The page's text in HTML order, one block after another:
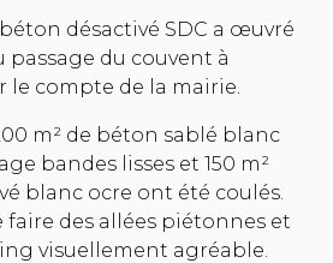
désactivé SDC a œuvré
passage du couvent à
le compte de la mairie
m² de béton sablé blanc
bandes lisses et 150 m²
blanc ocre ont été coulés.
faire des allées piétonnes et
visuellement agréable.